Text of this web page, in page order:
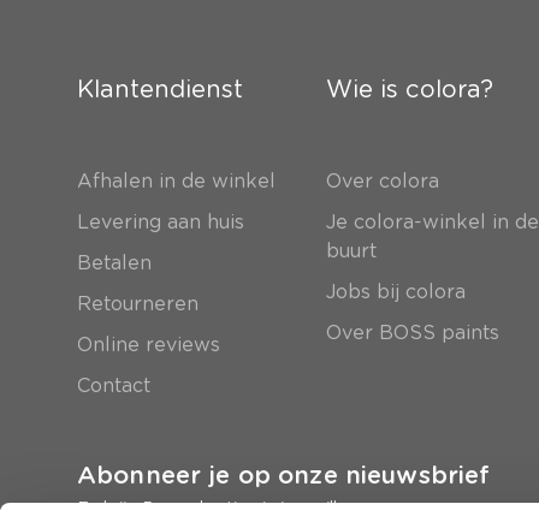
Klantendienst
Afhalen in de winkel
Levering aan huis
Betalen
Retourneren
Online reviews
Contact
Wie is colora?
Over colora
Je colora-winkel in de
buurt
Jobs bij colora
Over BOSS paints
Abonneer je op onze nieuwsbrief